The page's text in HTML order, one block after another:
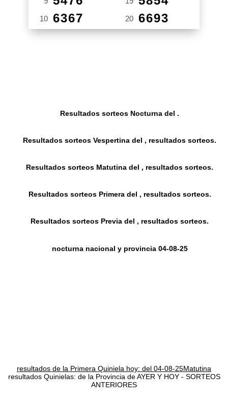
10 6367 20 6693
Resultados sorteos Nocturna del .
Resultados sorteos Vespertina del , resultados sorteos.
Resultados sorteos Matutina del , resultados sorteos.
Resultados sorteos Primera del , resultados sorteos.
Resultados sorteos Previa del , resultados sorteos.
nocturna nacional y provincia 04-08-25
resultados de la Primera Quiniela hoy: del 04-08-25Matutina
resultados Quinielas: de la Provincia de AYER Y HOY - SORTEOS
ANTERIORES